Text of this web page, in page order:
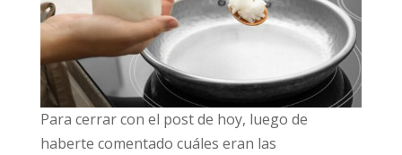
Para cerrar con el post de hoy, luego de
haberte comentado cuáles eran las